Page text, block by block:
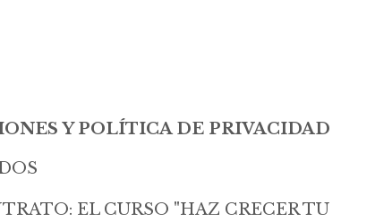
Y POLÍTICA DE PRIVACIDAD
EL CURSO "HAZ CRECER TU